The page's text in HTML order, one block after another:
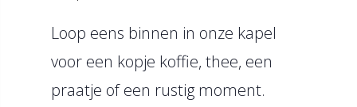
Loop eens binnen in onze kapel
voor een kopje koffie, thee, een
praatje of een rustig moment.